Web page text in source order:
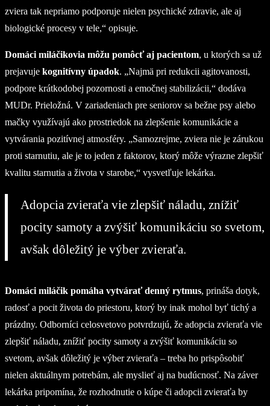
zviera tak nepriamo podporuje nielen psychické zdravie, ale aj
biologické procesy v tele,“ opisuje.
Domáci miláčikovia môžu pomôcť aj pacientom, u ktorých sa už
prejavuje kognitívny úpadok. „Najmä pri redukcii agitovanosti,
podpore krátkodobej pozornosti a emočnej stabilizácii,“ dodáva
MUDr. Prieložná. V zariadeniach pre seniorov sa bežne psy alebo
mačky využívajú ako prostriedok na zlepšenie komunikácie a
vytvárania pozitívnej atmosféry. „Samozrejme, zviera nie je zárukou
proti starnutiu, ale je to jeden z faktorov, ktorý môže výrazne zlepšiť
kvalitu starnutia a života v starobe,“ vysvetľuje lekárka.
Adopcia zvieraťa vie zlepšiť náladu, znížiť
pocity samoty a zvýšiť komunikáciu so svetom,
avšak dôležitý je výber zvieraťa.
Domáci miláčik pomáha vytvárať denný rytmus, prináša dotyk,
radosť a pocit života do priestoru, ktorý by inak mohol byť tichý a
prázdny. Odborníci celosvetovo potvrdzujú, že adopcia zvieraťa vie
zlepšiť náladu, znížiť pocity samoty a zvýšiť komunikáciu so
svetom, avšak dôležitý je výber zvieraťa – treba ho prispôsobiť
nielen aktuálnym potrebám, ale myslieť aj na budúcnosť. Na záver
lekárka pripomína, že rozhodnutie o kúpe či adopcii zvieraťa by